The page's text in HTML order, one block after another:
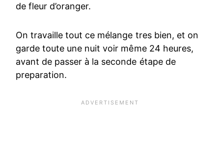
de fleur d’oranger.
On travaille tout ce mélange tres bien, et on
garde toute une nuit voir même 24 heures,
avant de passer à la seconde étape de
preparation.